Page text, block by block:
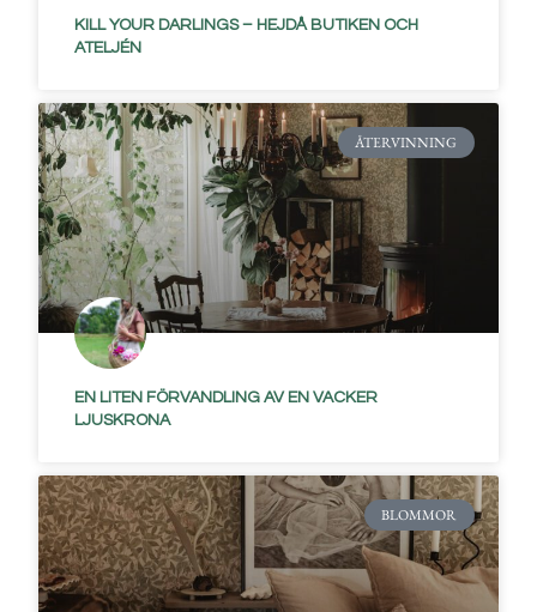
KILL YOUR DARLINGS – HEJDÅ BUTIKEN OCH
ATELJÉN
ÅTERVINNING
EN LITEN FÖRVANDLING AV EN VACKER
LJUSKRONA
BLOMMOR